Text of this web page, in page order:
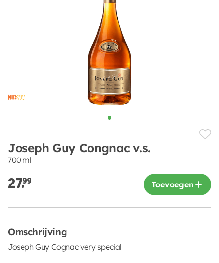
Joseph Guy Congnac v.s.
700 ml
27.99 Toevoegen
Omschrijving
Joseph Guy Cognac very special